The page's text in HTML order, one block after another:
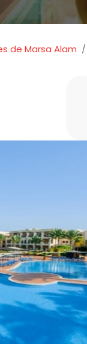
de Marsa Alam